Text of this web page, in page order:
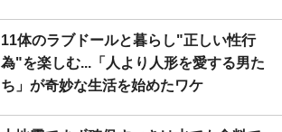
11体のラブドールと暮らし"正しい性行
為"を楽しむ...「人より人形を愛する男た
ち」が奇妙な生活を始めたワケ